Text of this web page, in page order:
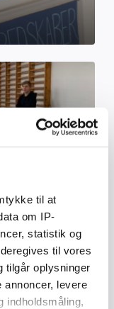
til at
om IP-
statistik og
til vores
tilgår oplysninger
annoncer, levere
indholdsmåling,